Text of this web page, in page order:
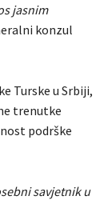
jasnim
konzul
Turske u Srbiji,
trenutke
podrške
savjetnik u